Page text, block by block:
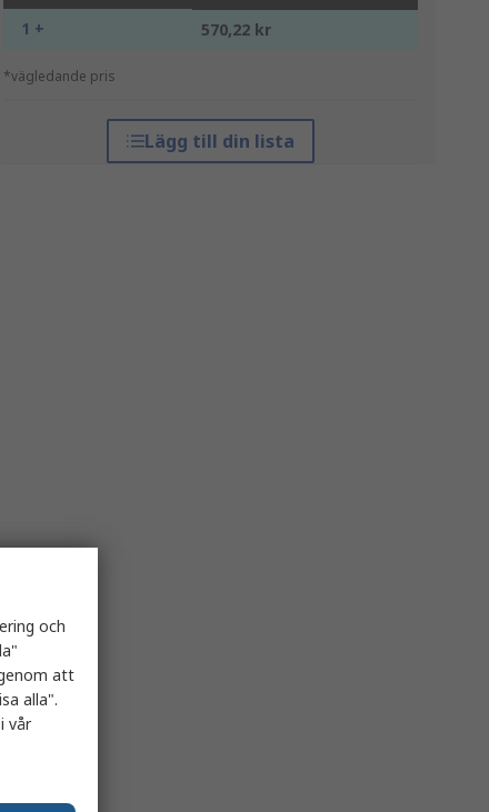
1 + 570,22 kr
*vägledande pris
Lägg till din lista
och
att
alla".
vår